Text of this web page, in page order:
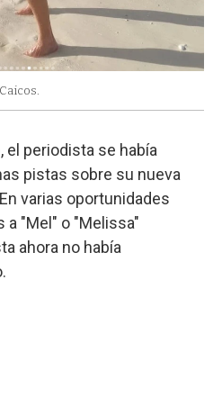
el periodista se había
pistas sobre su nueva
varias oportunidades
a "Mel" o "Melissa"
ahora no había